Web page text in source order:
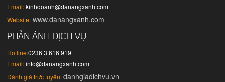
Email: kinhdoanh@danangxanh.com
Website: www.danangxanh.com
PHẢN ÁNH DỊCH VỤ
Hotline:0236 3 616 919
Email: info@danangxanh.com
Đánh giá trực tuyến:danhgiadichvu.vn